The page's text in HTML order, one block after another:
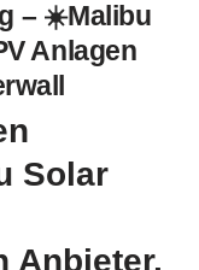
– ☀️Malibu
Anlagen